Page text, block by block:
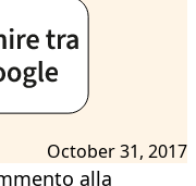
October 31, 2017
alla